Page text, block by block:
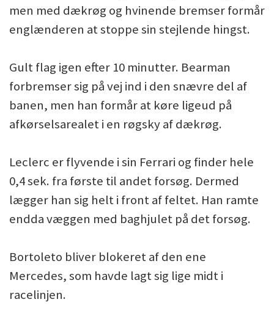
men med dækrøg og hvinende bremser formår
englænderen at stoppe sin stejlende hingst.
Gult flag igen efter 10 minutter. Bearman
forbremser sig på vej ind i den snævre del af
banen, men han formår at køre ligeud på
afkørselsarealet i en røgsky af dækrøg.
Leclerc er flyvende i sin Ferrari og finder hele
0,4 sek. fra første til andet forsøg. Dermed
lægger han sig helt i front af feltet. Han ramte
endda væggen med baghjulet på det forsøg.
Bortoleto bliver blokeret af den ene
Mercedes, som havde lagt sig lige midt i
racelinjen.